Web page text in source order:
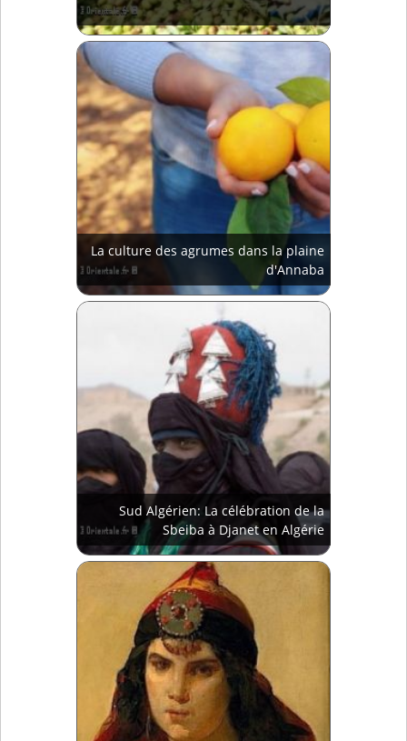
La culture des agrumes dans la plaine
d'Annaba
Sud Algérien: La célébration de la
Sbeiba à Djanet en Algérie